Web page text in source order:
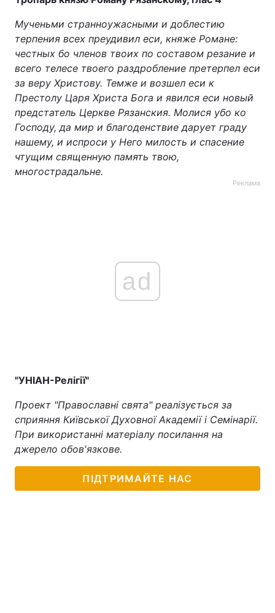
Мученьми странноужасными и доблестию
терпения всех преудивил еси, княже Романе:
честных бо членов твоих по составом резание и
всего телесе твоего раздробление претерпел еси
за веру Христову. Темже и возшел еси к
Престолу Царя Христа Бога и явился еси новый
предстатель Церкве Рязанския. Молися убо ко
Господу, да мир и благоденствие дарует граду
нашему, и испроси у Него милость и спасение
чтущим священную память твою,
многострадальне.
Реклама
ad
"УНІАН-Релігії"
Проект "Православні свята" реалізується за
сприяння Київської Духовної Академії і Семінарії.
При використанні матеріалу посилання на
джерело обов'язкове.
ПІДТРИМАЙТЕ НАС